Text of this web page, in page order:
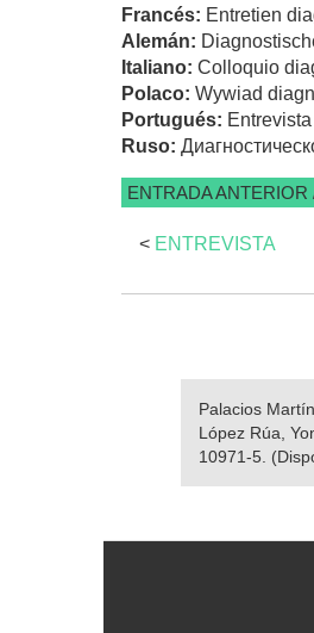
Francés: Entretien
Alemán:
Italiano: Colloquio
Polaco: Wywiad
Portugués:
Ruso:
ENTRADA ANTERIOR
< ENTREVISTA
Palacios
López Rúa,
10971-5.